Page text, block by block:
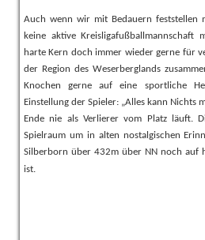
Auch wenn wir mit Bedauern feststellen
keine aktive
harte Kern doch immer wieder gerne für
der Region des Weserberglands
Knochen gerne auf eine sportliche
Einstellung der Spieler: „Alles kann Nichts
Ende nie als Verlierer vom Platz läuft.
Spielraum um in alten nostalgischen
Silberborn über 432m über NN noch auf
ist.